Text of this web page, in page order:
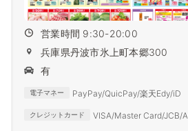
営業時間 9:30-20:00
兵庫県丹波市氷上町本郷300
有
電子マネー PayPay/QuicPay/楽天Edy/iD
クレジットカード
VISA/Master Card/JCB/